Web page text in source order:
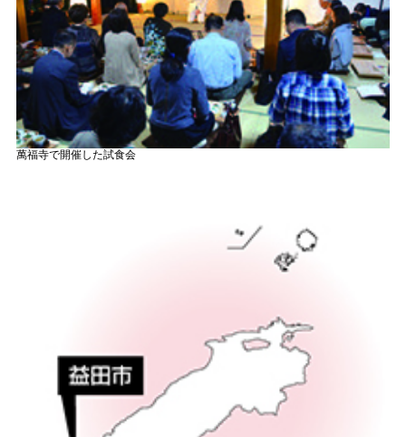
萬福寺で開催した試食会